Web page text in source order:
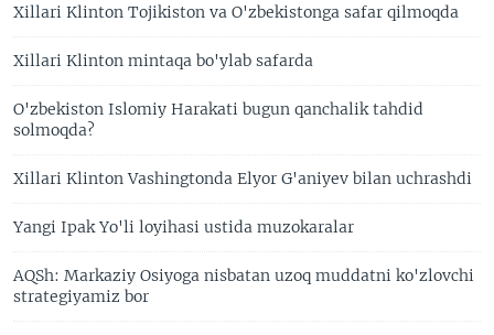
Xillari Klinton Tojikiston va O'zbekistonga safar qilmoqda
Xillari Klinton mintaqa bo'ylab safarda
O'zbekiston Islomiy Harakati bugun qanchalik tahdid
solmoqda?
Xillari Klinton Vashingtonda Elyor G'aniyev bilan uchrashdi
Yangi Ipak Yo'li loyihasi ustida muzokaralar
AQSh: Markaziy Osiyoga nisbatan uzoq muddatni ko'zlovchi
strategiyamiz bor